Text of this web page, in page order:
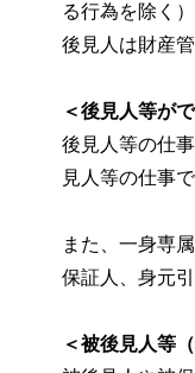
る行為を除く
後見人は財産
＜後見人等が
後見人等の仕
見人等の仕事
また、一身専
保証人、身元
＜被後見人等